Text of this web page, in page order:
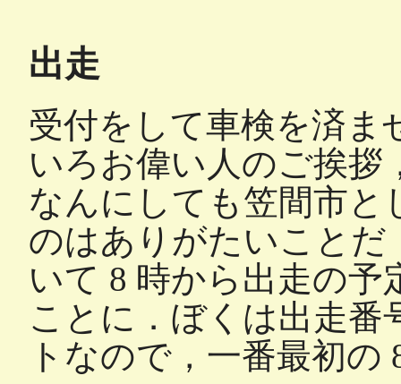
出走
受付をして車検を済ま
いろお偉い人のご挨拶
なんにしても笠間市と
のはありがたいことだ
いて 8 時から出走の予
ことに．ぼくは出走番
トなので，一番最初の